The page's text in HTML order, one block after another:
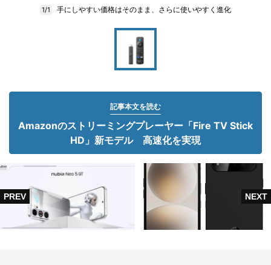
1/1 手にしやすい価格はそのまま、さらに使いやすく進化
記事本文を読む
Amazonのストリーミングプレーヤー「Fire TV Stick
HD」新モデル 高速化を実現